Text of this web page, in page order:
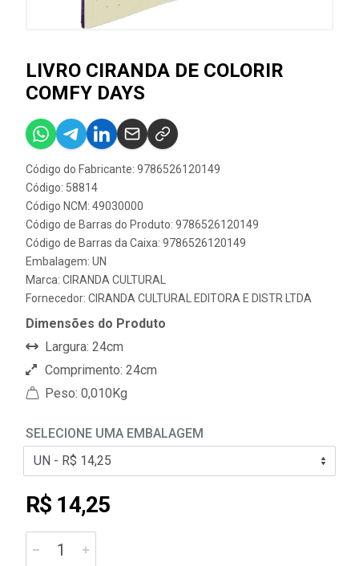
LIVRO CIRANDA DE COLORIR
COMFY DAYS
Código do Fabricante: 9786526120149
Código: 58814
Código NCM: 49030000
Código de Barras do Produto: 9786526120149
Código de Barras da Caixa: 9786526120149
Embalagem: UN
Marca: CIRANDA CULTURAL
Fornecedor: CIRANDA CULTURAL EDITORA E DISTR LTDA
Dimensões do Produto
Largura: 24cm
Comprimento: 24cm
Peso: 0,010Kg
SELECIONE UMA EMBALAGEM
R$ 14,25